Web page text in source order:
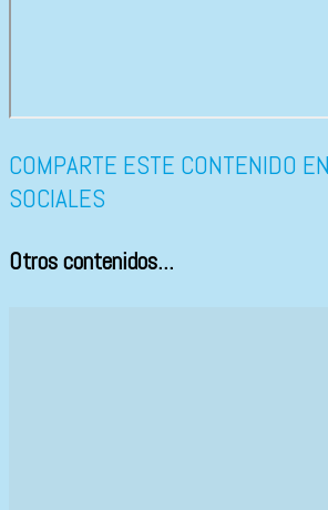
COMPARTE ESTE CONTENIDO
SOCIALES
Otros contenidos...